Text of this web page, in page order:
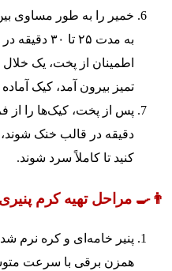
خمیر را به طور مساوی
به مدت ۲۵
اطمینان از پخت، یک خلال
تمیز بیرون آمد، کیک
دقیقه در قالب خنک
کنید تا کاملاً سرد شوند.
👨‍🍳 مراحل تهیه کرم پنیری
پنیر خامه‌ای و کره نرم
همزن برقی با سرعت